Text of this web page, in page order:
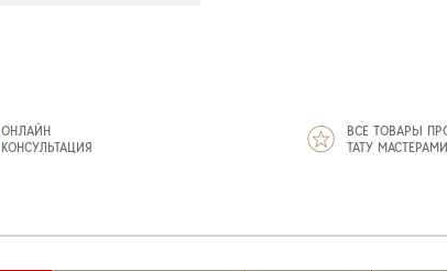
ОНЛАЙН
КОНСУЛЬТАЦИЯ
ВСЕ ТОВАРЫ
ТАТУ МАСТЕРАМИ